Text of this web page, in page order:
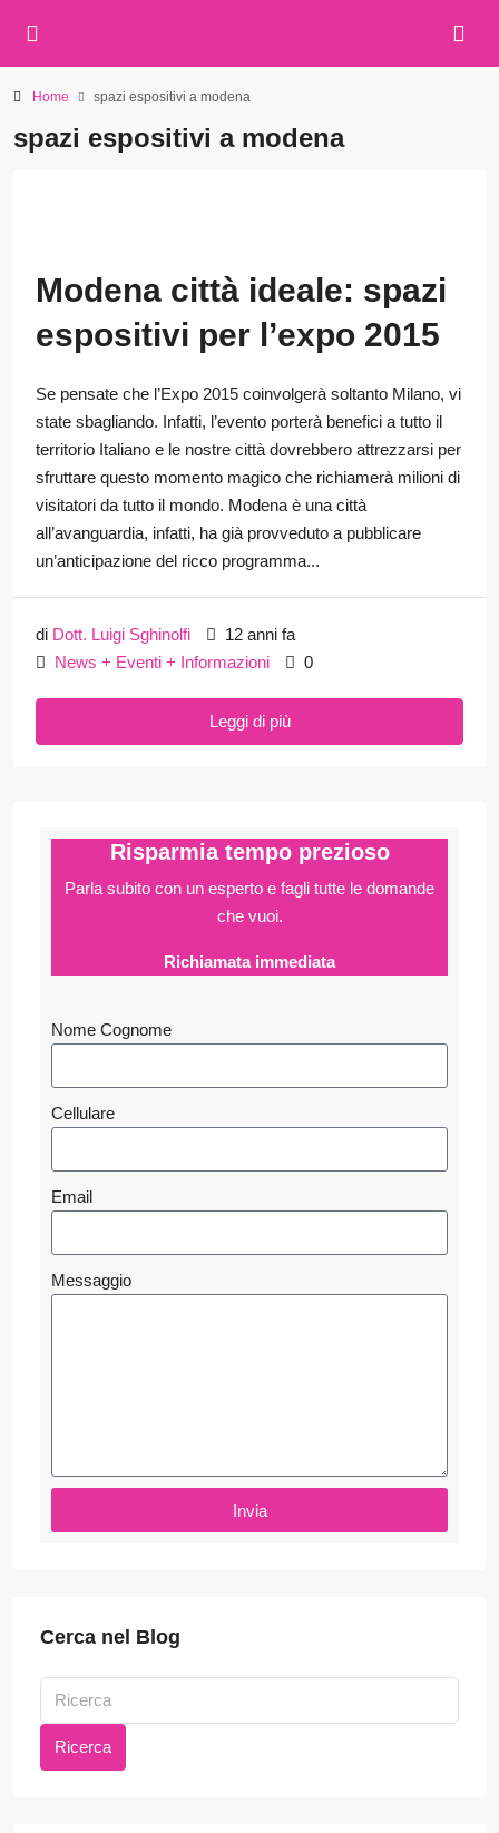
Home spazi espositivi a modena
spazi espositivi a modena
Modena città ideale: spazi
espositivi per l’expo 2015
Se pensate che l’Expo 2015 coinvolgerà soltanto Milano, vi
state sbagliando. Infatti, l’evento porterà benefici a tutto il
territorio Italiano e le nostre città dovrebbero attrezzarsi per
sfruttare questo momento magico che richiamerà milioni di
visitatori da tutto il mondo. Modena è una città
all’avanguardia, infatti, ha già provveduto a pubblicare
un’anticipazione del ricco programma...
di Dott. Luigi Sghinolfi
12 anni fa
News + Eventi + Informazioni
0
Leggi di più
Risparmia tempo prezioso
Parla subito con un esperto e fagli tutte le domande
che vuoi.
Richiamata immediata
Nome Cognome
Cellulare
Email
Messaggio
Invia
Cerca nel Blog
Ricerca